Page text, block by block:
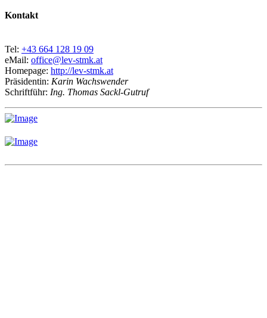
Kontakt
Tel: +43 664 128 19 09
eMail: office@lev-stmk.at
Homepage: http://lev-stmk.at
Präsidentin: Karin Wachswender
Schriftführ: Ing. Thomas Sackl-Gutruf